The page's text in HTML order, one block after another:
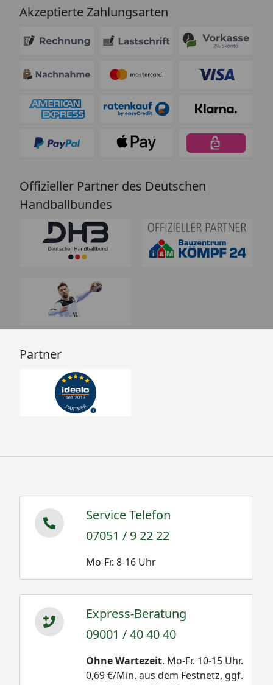
Akzeptierte Zahlungsarten
Offizieller Partner des Deutschen
Handballbundes
Partner
Service Telefon
07051 / 9 22 22
Mo-Fr. 8-16 Uhr
Express-Beratung
09001 / 40 40 40
Ohne Wartezeit. Mo-Fr. 10-15 Uhr.
0,69 €/Min. aus dem Festnetz, ggf.